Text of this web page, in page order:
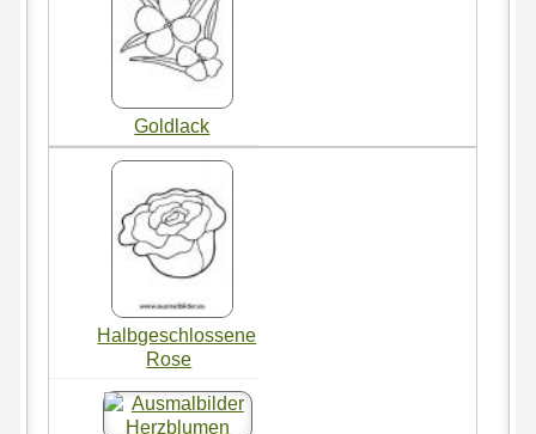
Goldlack
Halbgeschlossene
Rose